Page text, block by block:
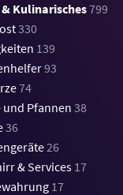
Kulinarisches799
330
139
93
74
und Pfannen 38
36
26
& Services 17
17